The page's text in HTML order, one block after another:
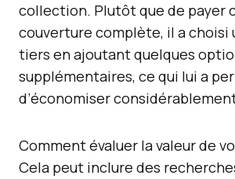
collection. Plutôt que de payer
couverture complète, il a choisi
tiers en ajoutant quelques
supplémentaires, ce qui lui a
d’économiser
Comment évaluer la valeur de
Cela peut inclure des